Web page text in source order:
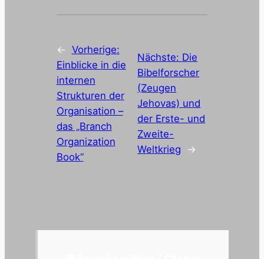
← Vorherige:
Einblicke in die
internen
Strukturen der
Organisation –
das „Branch
Organization
Book“
Nächste: Die
Bibelforscher
(Zeugen
Jehovas) und
der Erste- und
Zweite-
Weltkrieg
→